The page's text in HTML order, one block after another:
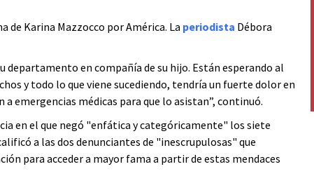
de Karina Mazzocco por América. La periodista Débora
departamento en compañía de su hijo. Están esperando al
y todo lo que viene sucediendo, tendría un fuerte dolor en
emergencias médicas para que lo asistan”, continuó.
en el que negó "enfática y categóricamente" los siete
a las dos denunciantes de "inescrupulosas" que
para acceder a mayor fama a partir de estas mendaces